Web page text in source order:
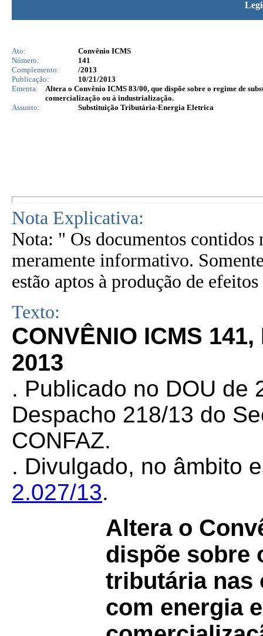
Ato:
Convênio ICMS
Número:
141
Complemento:
/2013
Publicação:
10/21/2013
Ementa:
Altera o Convênio ICMS 83/00, que dispõe sobre o regime de
comercialização ou à industrialização.
Assunto:
Substituição Tributária-Energia Eletrica
Nota Explicativa:
Nota: " Os documentos contidos
meramente informativo.
estão aptos à produção de
Texto:
CONVÊNIO ICMS
2013
. Publicado no DOU de
Despacho 218/13 do
CONFAZ.
. Divulgado, no âmbito
2.027/13.
Altera o
dispõe sobre
tributária nas
com energia